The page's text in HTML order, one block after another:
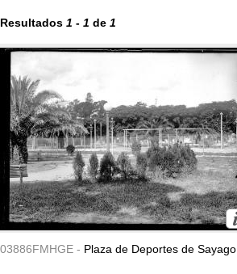
Resultados 1 - 1 de 1
03886FMHGE - Plaza de Deportes de Sayago.